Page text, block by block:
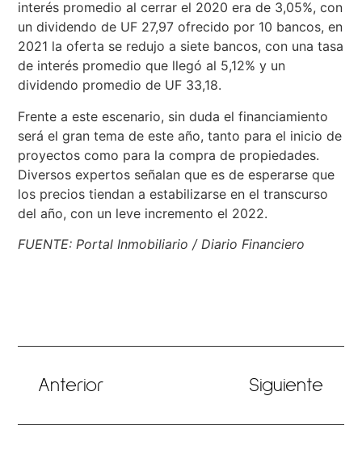
interés promedio al cerrar el 2020 era de 3,05%, con
un dividendo de UF 27,97 ofrecido por 10 bancos, en
2021 la oferta se redujo a siete bancos, con una tasa
de interés promedio que llegó al 5,12% y un
dividendo promedio de UF 33,18.
Frente a este escenario, sin duda el financiamiento
será el gran tema de este año, tanto para el inicio de
proyectos como para la compra de propiedades.
Diversos expertos señalan que es de esperarse que
los precios tiendan a estabilizarse en el transcurso
del año, con un leve incremento el 2022.
FUENTE: Portal Inmobiliario / Diario Financiero
Anterior Siguiente